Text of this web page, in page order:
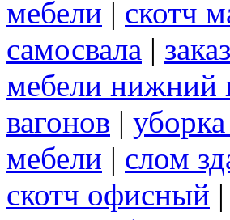
мебели | скотч
самосвала |
мебели нижний
вагонов |
мебели | слом
скотч офисный |